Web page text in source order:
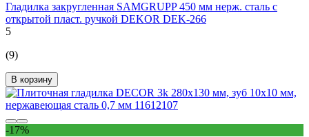
Гладилка закругленная SAMGRUPP 450 мм нерж. сталь с
открытой пласт. ручкой DEKOR DEK-266
5
(9)
В корзину
-17%